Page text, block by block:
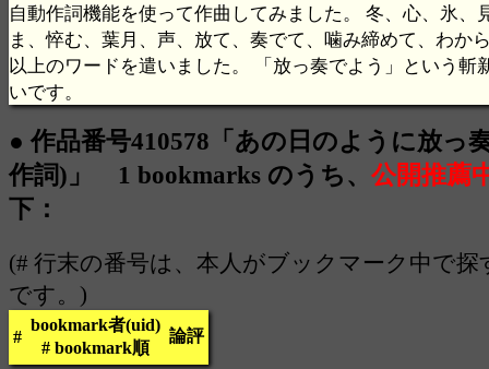
自動作詞機能を使って作曲してみました。 冬、心、氷、
ま、悴む、葉月、声、放て、奏でて、噛み締めて、わか
以上のワードを遣いました。 「放っ奏でよう」という斬
いです。
● 作品番号410578「あの日のように放っ
作詞)」 1 bookmarks のうち、 公開推薦
下：
(# 行末の番号は、本人がブックマーク中で探
です。)
#
bookmark者(uid)
# bookmark順
論評